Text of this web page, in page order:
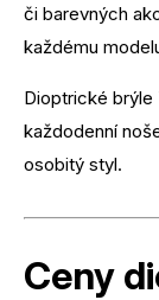
či barevných
každému
Dioptrické brýle
každodenní
osobitý styl.
Ceny